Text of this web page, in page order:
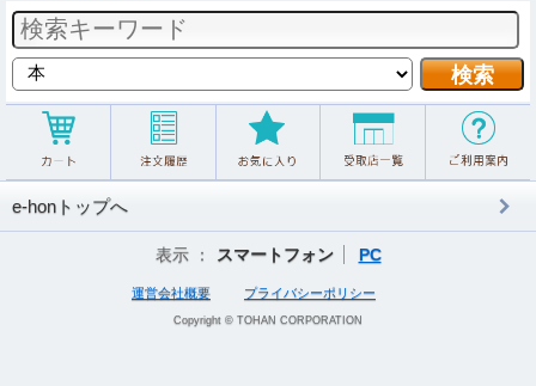
e-honトップへ
表示 ： スマートフォン PC
運営会社概要 プライバシーポリシー
Copyright © TOHAN CORPORATION